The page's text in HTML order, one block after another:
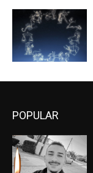
POPULAR